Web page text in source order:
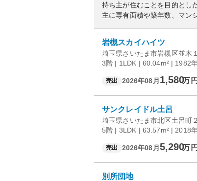
持ち主が住むことを目的とし
主に専有面積や築年数、マン
岩槻スカイハイツ
埼玉県さいたま市岩槻区並木
3階 | 1LDK | 60.04m² | 1982
売出 2026年08月 1,580万円
サンクレイドル土呂
埼玉県さいたま市北区土呂町
5階 | 3LDK | 63.57m² | 2018
売出 2026年08月 5,290万円
別所団地